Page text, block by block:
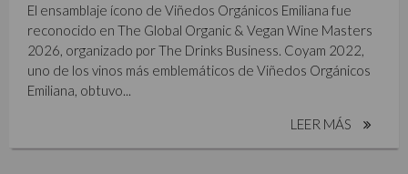
El ensamblaje ícono de Viñedos Orgánicos Emiliana fue
reconocido en The Global Organic & Vegan Wine Masters
2026, organizado por The Drinks Business. Coyam 2022,
uno de los vinos más emblemáticos de Viñedos Orgánicos
Emiliana, obtuvo...
LEER MÁS